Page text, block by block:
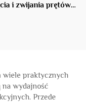
i zwijania prętów
wiele praktycznych
na wydajność
Przede